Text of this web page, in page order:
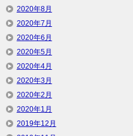
2020年8月
2020年7月
2020年6月
2020年5月
2020年4月
2020年3月
2020年2月
2020年1月
2019年12月